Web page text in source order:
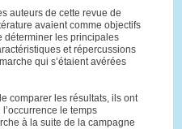
auteurs de cette revue de
avaient comme objectifs
déterminer les principales
et répercussions
qui s’étaient avérées
comparer les résultats, ils ont
le temps
à la suite de la campagne